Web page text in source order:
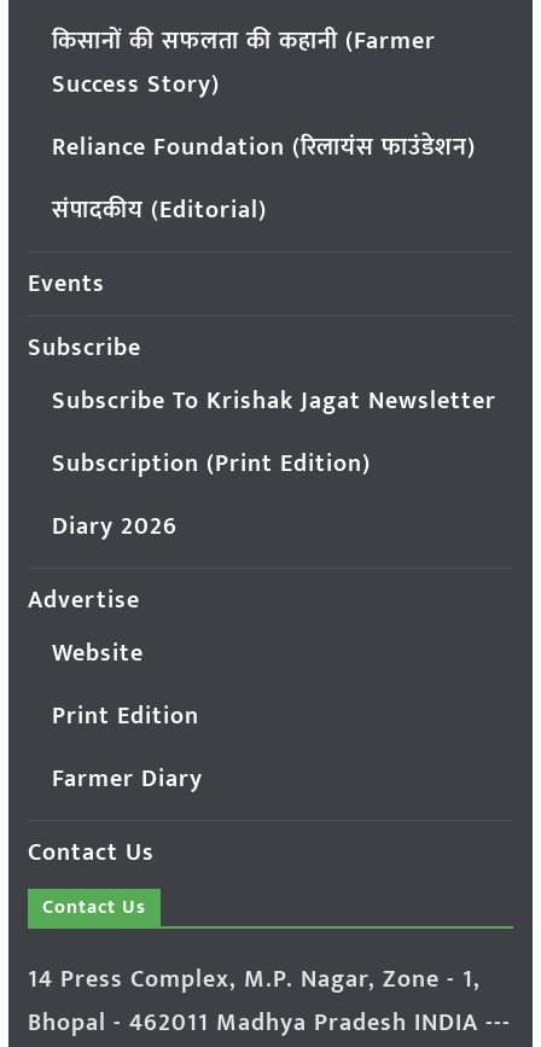
किसानों की सफलता की कहानी (Farmer
Success Story)
Reliance Foundation (रिलायंस फाउंडेशन)
संपादकीय (Editorial)
Events
Subscribe
Subscribe To Krishak Jagat Newsletter
Subscription (Print Edition)
Diary 2026
Advertise
Website
Print Edition
Farmer Diary
Contact Us
Contact Us
14 Press Complex, M.P. Nagar, Zone - 1,
Bhopal - 462011 Madhya Pradesh INDIA ---